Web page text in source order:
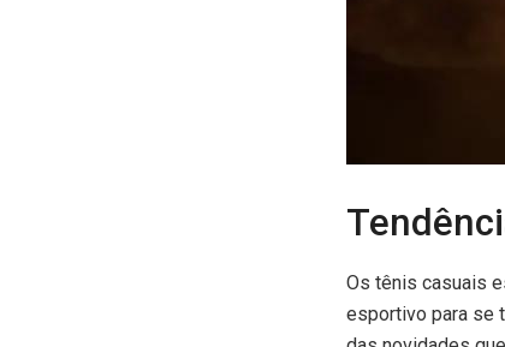
Os tênis casuais
esportivo para se